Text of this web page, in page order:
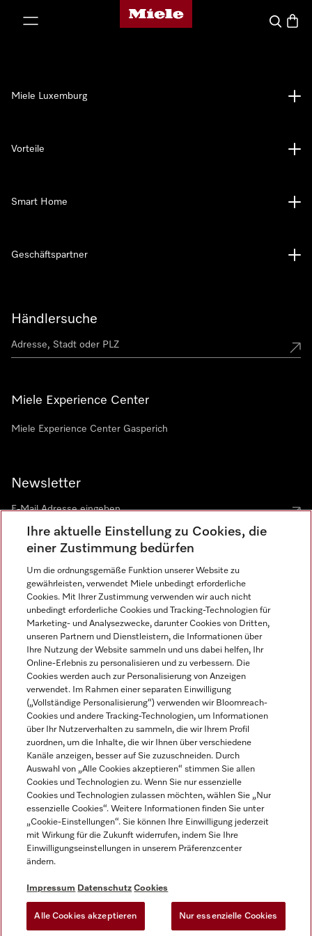
Miele-Homepage
Suche
Händlersuche
Miele Experience Center
Miele Experience Center Gasperich
Newsletter
Sprache
DEUTSCH
Miele Luxemburg
Vorteile
Smart Home
Geschäftspartner
Impressum
AGB
Datenschutz
Nutzungsbedingungen
Gesetzen über digitale Dienste
Cookie-Einstellungen
Miele auf Instagram
Miele auf Youtube
Ihre aktuelle Einstellung zu Cookies, die
einer Zustimmung bedürfen
Um die ordnungsgemäße Funktion unserer Website zu
gewährleisten, verwendet Miele unbedingt erforderliche
Cookies. Mit Ihrer Zustimmung verwenden wir auch nicht
unbedingt erforderliche Cookies und Tracking-Technologien für
Marketing- und Analysezwecke, darunter Cookies von Dritten,
unseren Partnern und Dienstleistern, die Informationen über
Ihre Nutzung der Website sammeln und uns dabei helfen, Ihr
Online-Erlebnis zu personalisieren und zu verbessern. Die
Cookies werden auch zur Personalisierung von Anzeigen
verwendet. Im Rahmen einer separaten Einwilligung
(„Vollständige Personalisierung“) verwenden wir Bloomreach-
Cookies und andere Tracking-Technologien, um Informationen
über Ihr Nutzerverhalten zu sammeln, die wir Ihrem Profil
zuordnen, um die Inhalte, die wir Ihnen über verschiedene
Kanäle anzeigen, besser auf Sie zuzuschneiden. Durch
Auswahl von „Alle Cookies akzeptieren“ stimmen Sie allen
Cookies und Technologien zu. Wenn Sie nur essenzielle
Cookies und Technologien zulassen möchten, wählen Sie „Nur
essenzielle Cookies“. Weitere Informationen finden Sie unter
„Cookie-Einstellungen“. Sie können Ihre Einwilligung jederzeit
mit Wirkung für die Zukunft widerrufen, indem Sie Ihre
Einwilligungseinstellungen in unserem Präferenzcenter
ändern.
Impressum Datenschutz Cookies
Alle Cookies akzeptieren Nur essenzielle Cookies